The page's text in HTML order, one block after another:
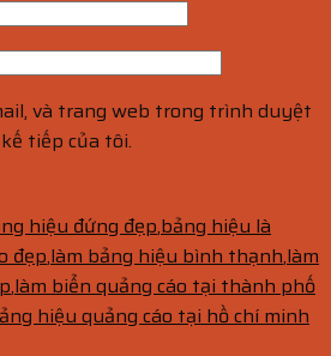
và trang web trong trình duyệt
tiếp của tôi.
hiệu đứng đẹp,bảng hiệu là
đẹp,làm bảng hiệu bình thạnh,làm
,làm biển quảng cáo tại thành phố
hiệu quảng cáo tại hồ chí minh